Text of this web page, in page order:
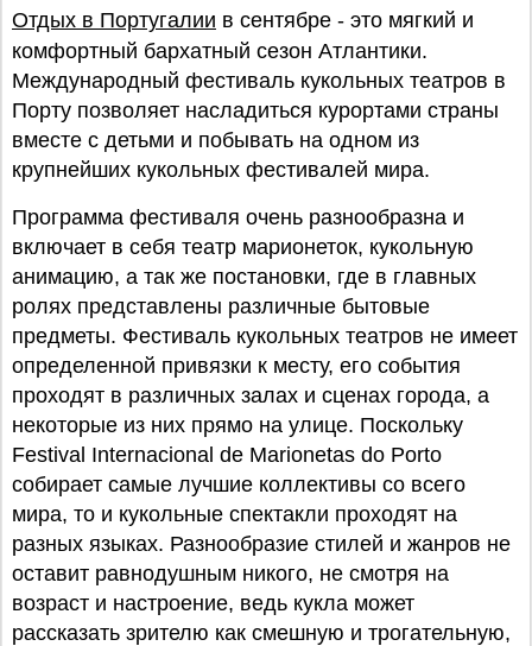
Отдых в Португалии в сентябре - это мягкий и
комфортный бархатный сезон Атлантики.
Международный фестиваль кукольных театров в
Порту позволяет насладиться курортами страны
вместе с детьми и побывать на одном из
крупнейших кукольных фестивалей мира.
Программа фестиваля очень разнообразна и
включает в себя театр марионеток, кукольную
анимацию, а так же постановки, где в главных
ролях представлены различные бытовые
предметы. Фестиваль кукольных театров не имеет
определенной привязки к месту, его события
проходят в различных залах и сценах города, а
некоторые из них прямо на улице. Поскольку
Festival Internacional de Marionetas do Porto
собирает самые лучшие коллективы со всего
мира, то и кукольные спектакли проходят на
разных языках. Разнообразие стилей и жанров не
оставит равнодушным никого, не смотря на
возраст и настроение, ведь кукла может
рассказать зрителю как смешную и трогательную,